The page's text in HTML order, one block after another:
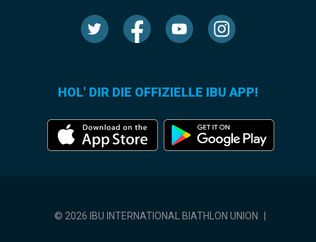
HOL' DIR DIE OFFIZIELLE IBU APP!
© 2026 IBU INTERNATIONAL BIATHLON UNION